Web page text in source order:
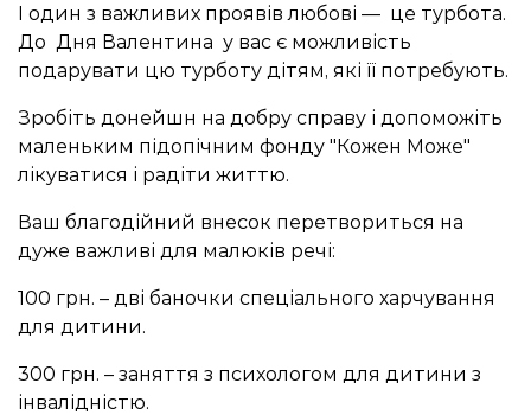
І один з важливих проявів любові — це турбота.
До Дня Валентина у вас є можливість
подарувати цю турботу дітям, які її потребують.
Зробіть донейшн на добру справу і допоможіть
маленьким підопічним фонду "Кожен Може"
лікуватися і радіти життю.
Ваш благодійний внесок перетвориться на
дуже важливі для малюків речі:
100 грн. – дві баночки спеціального харчування
для дитини.
300 грн. – заняття з психологом для дитини з
інвалідністю.